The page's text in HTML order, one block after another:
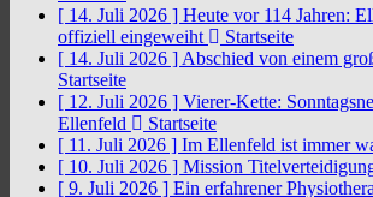
[ 14. Juli 2026 ] Heute vor 114 Jahren:
offiziell eingeweiht
Startseite
[ 14. Juli 2026 ] Abschied von einem
Startseite
[ 12. Juli 2026 ] Vierer-Kette:
Ellenfeld
Startseite
[ 11. Juli 2026 ] Im Ellenfeld ist immer
[ 10. Juli 2026 ] Mission
[ 9. Juli 2026 ] Ein erfahrener